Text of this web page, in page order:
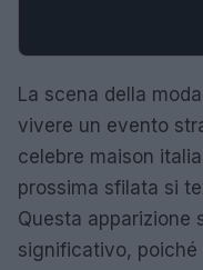
La scena della
vivere un evento
celebre maison
prossima sfilata si
Questa apparizione
significativo,